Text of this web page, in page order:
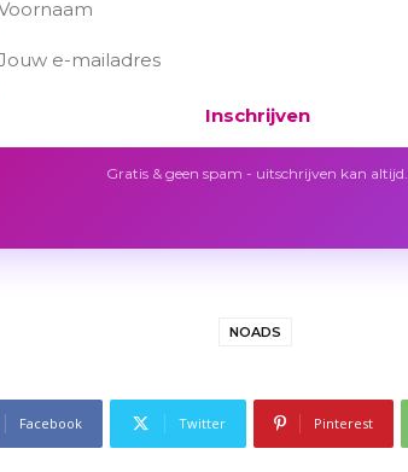
Inschrijven
Gratis & geen spam - uitschrijven kan altijd.
NOADS
Facebook Twitter Pinterest